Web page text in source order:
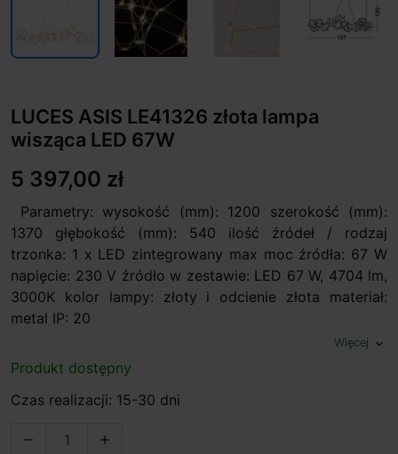
LUCES ASIS LE41326 złota lampa
wisząca LED 67W
5 397,00 zł
Parametry: wysokość (mm): 1200 szerokość (mm):
1370 głębokość (mm): 540 ilość źródeł / rodzaj
trzonka: 1 x LED zintegrowany max moc źródła: 67 W
napięcie: 230 V źródło w zestawie: LED 67 W, 4704 lm,
3000K kolor lampy: złoty i odcienie złota materiał:
metal IP: 20
Więcej expand_more
Produkt dostępny
Czas realizacji: 15-30 dni
 